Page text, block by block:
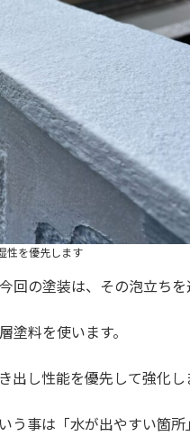
性を優先します
の塗装は、その泡立ちを
料を使います。
し性能を優先して強化し
事は「水が出やすい箇